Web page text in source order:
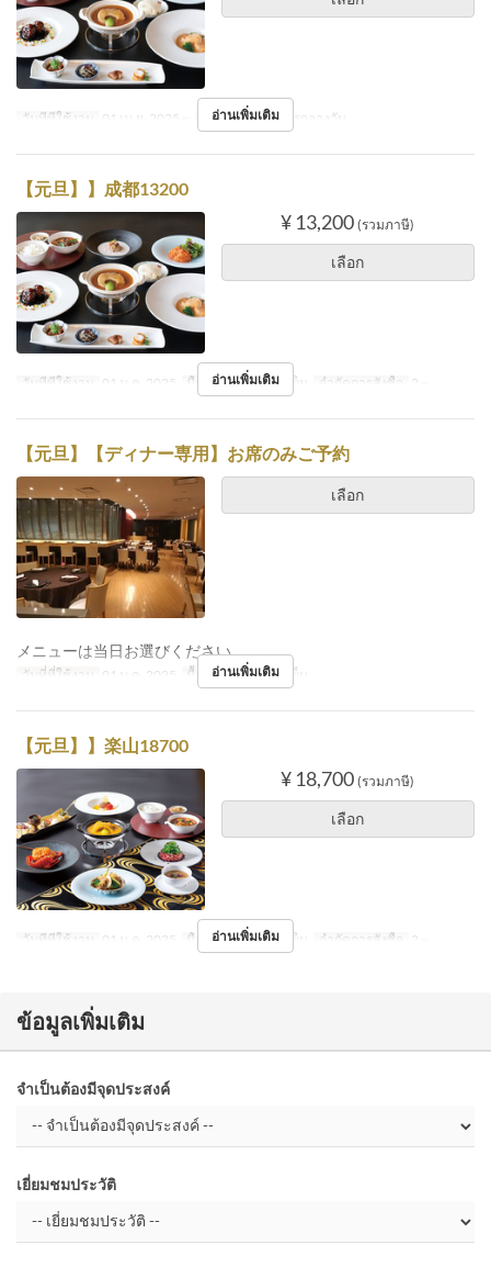
วันที่ที่ใช้งาน 01 เม.ย. 2025 ~ มื้ออาหาร อาหารกลางวัน
อ่านเพิ่มเติม
【元旦】】成都13200
¥ 13,200 (รวมภาษี)
เลือก
วันที่ที่ใช้งาน 01 ม.ค. 2025 มื้ออาหาร อาหารเย็น จำกัดการสั่งซื้อ 2 ~
อ่านเพิ่มเติม
【元旦】【ディナー専用】お席のみご予約
เลือก
メニューは当日お選びください。
วันที่ที่ใช้งาน 01 ม.ค. 2025 มื้ออาหาร อาหารเย็น
อ่านเพิ่มเติม
【元旦】】楽山18700
¥ 18,700 (รวมภาษี)
เลือก
วันที่ที่ใช้งาน 01 ม.ค. 2025 มื้ออาหาร อาหารเย็น จำกัดการสั่งซื้อ 2 ~
อ่านเพิ่มเติม
ข้อมูลเพิ่มเติม
จำเป็นต้องมีจุดประสงค์
เยี่ยมชมประวัติ